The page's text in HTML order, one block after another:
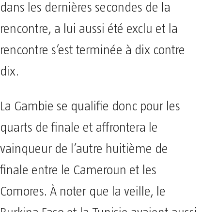
dans les dernières secondes de la
rencontre, a lui aussi été exclu et la
rencontre s’est terminée à dix contre
dix.
La Gambie se qualifie donc pour les
quarts de finale et affrontera le
vainqueur de l’autre huitième de
finale entre le Cameroun et les
Comores. À noter que la veille, le